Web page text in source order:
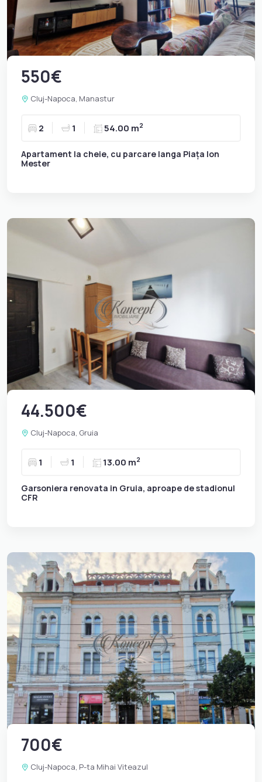
550€
Cluj-Napoca, Manastur
2 1 54.00 m2
Apartament la cheie, cu parcare langa Piața Ion
Mester
44.500€
Cluj-Napoca, Gruia
1 1 13.00 m2
Garsoniera renovata in Gruia, aproape de stadionul
CFR
700€
Cluj-Napoca, P-ta Mihai Viteazul